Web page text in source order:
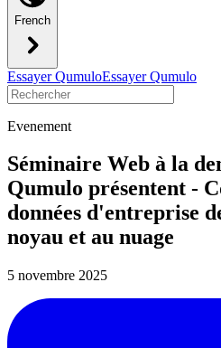
French
Essayer QumuloEssayer Qumulo
Evenement
Séminaire Web à la
Qumulo présentent -
données d'entreprise
noyau et au nuage
5 novembre 2025